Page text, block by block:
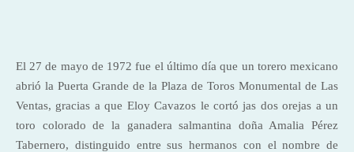
El 27 de mayo de 1972 fue el último día que un torero mexicano
abrió la Puerta Grande de la Plaza de Toros Monumental de Las
Ventas, gracias a que Eloy Cavazos le cortó jas dos orejas a un
toro colorado de la ganadera salmantina doña Amalia Pérez
Tabernero, distinguido entre sus hermanos con el nombre de